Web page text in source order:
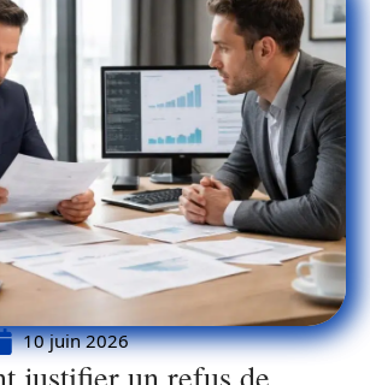
10 juin 2026
justifier un refus de